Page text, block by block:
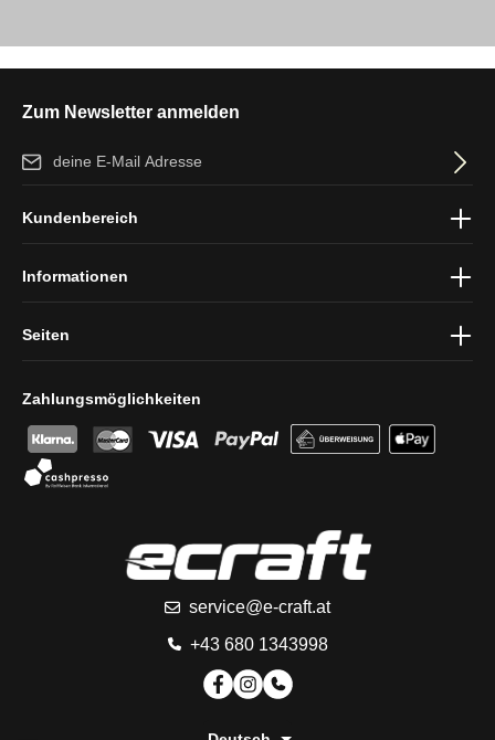
Zum Newsletter anmelden
E-Mail-Adresse*
und dieAGBgelesen und bin mit ihnen einverstanden.
Zahlungsmöglichkeiten
service@e-craft.at
+43 680 1343998
Kundenbereich
Informationen
Seiten